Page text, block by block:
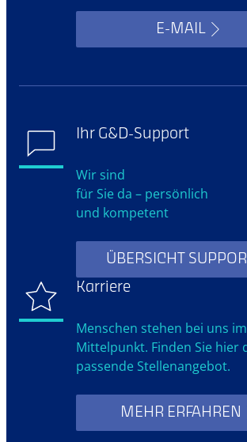
E-MAIL
Ihr G&D-Support
Wir sind
für Sie da – persönlich
und kompetent
ÜBERSICHT
Karriere
Menschen stehen bei uns im
Mittelpunkt. Finden Sie hier
passende Stellenangebot.
MEHR ERFAHREN